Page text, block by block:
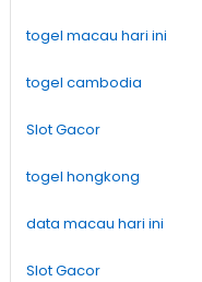
togel macau hari ini
togel cambodia
Slot Gacor
togel hongkong
data macau hari ini
Slot Gacor